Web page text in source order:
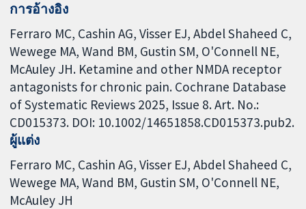
การอ้างอิง
Ferraro MC, Cashin AG, Visser EJ, Abdel Shaheed C,
Wewege MA, Wand BM, Gustin SM, O'Connell NE,
McAuley JH. Ketamine and other NMDA receptor
antagonists for chronic pain. Cochrane Database
of Systematic Reviews 2025, Issue 8. Art. No.:
CD015373. DOI: 10.1002/14651858.CD015373.pub2.
ผู้แต่ง
Ferraro MC Cashin AG Visser EJ Abdel Shaheed C
Wewege MA Wand BM Gustin SM O'Connell NE
McAuley JH